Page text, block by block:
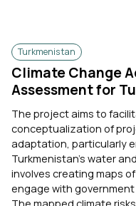
Turkmenistan
Climate Change
Assessment for
The project aims to
conceptualization of
adaptation, particularly
Turkmenistan's water
involves creating maps
engage with
The mapped climate